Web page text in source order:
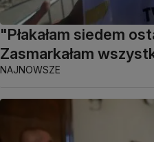
"Płakałam siedem
Zasmarkałam
NAJNOWSZE